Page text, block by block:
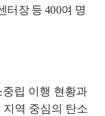
터장 등400여 명
립 이행 현황과
지역 중심의 탄소